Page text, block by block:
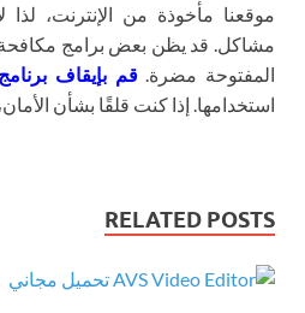
موقعنا مأخوذة من الإنترنت،
مشاكل. قد يظن بعض برامج مكافحة
المفتوحة مضرة.قم بإيقاف
استخدامها. إذا كنت قلقًا بشأن الأمان،
RELATED POSTS